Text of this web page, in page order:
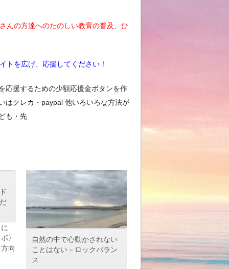
んの方達へのたのしい教育の普及、ひ
トを広げ、応援してください！
応援するための少額応援金ボタンを作
はクレカ・paypal 他いろいろな方法が
も・先
〉
向
自然の中で心動かされない
ことはない－ロックバラン
ス